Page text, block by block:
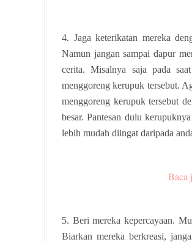
4. Jaga keterikatan mereka
Namun jangan sampai dapur
cerita. Misalnya saja pada
menggoreng kerupuk tersebut.
menggoreng kerupuk tersebut
besar. Pantesan dulu
lebih mudah diingat daripada
Baca
5. Beri mereka kepercayaan.
Biarkan mereka berkreasi,